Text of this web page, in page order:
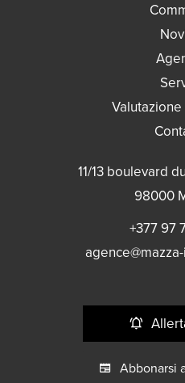
11/13 boulevard
98000
+377 97
Abbonarsi